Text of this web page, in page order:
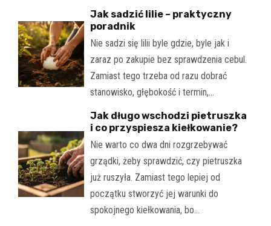
Jak sadzić lilie – praktyczny
poradnik
Nie sadzi się lilii byle gdzie, byle jak i
zaraz po zakupie bez sprawdzenia cebul.
Zamiast tego trzeba od razu dobrać
stanowisko, głębokość i termin,…
Jak długo wschodzi pietruszka
i co przyspiesza kiełkowanie?
Nie warto co dwa dni rozgrzebywać
grządki, żeby sprawdzić, czy pietruszka
już ruszyła. Zamiast tego lepiej od
początku stworzyć jej warunki do
spokojnego kiełkowania, bo…